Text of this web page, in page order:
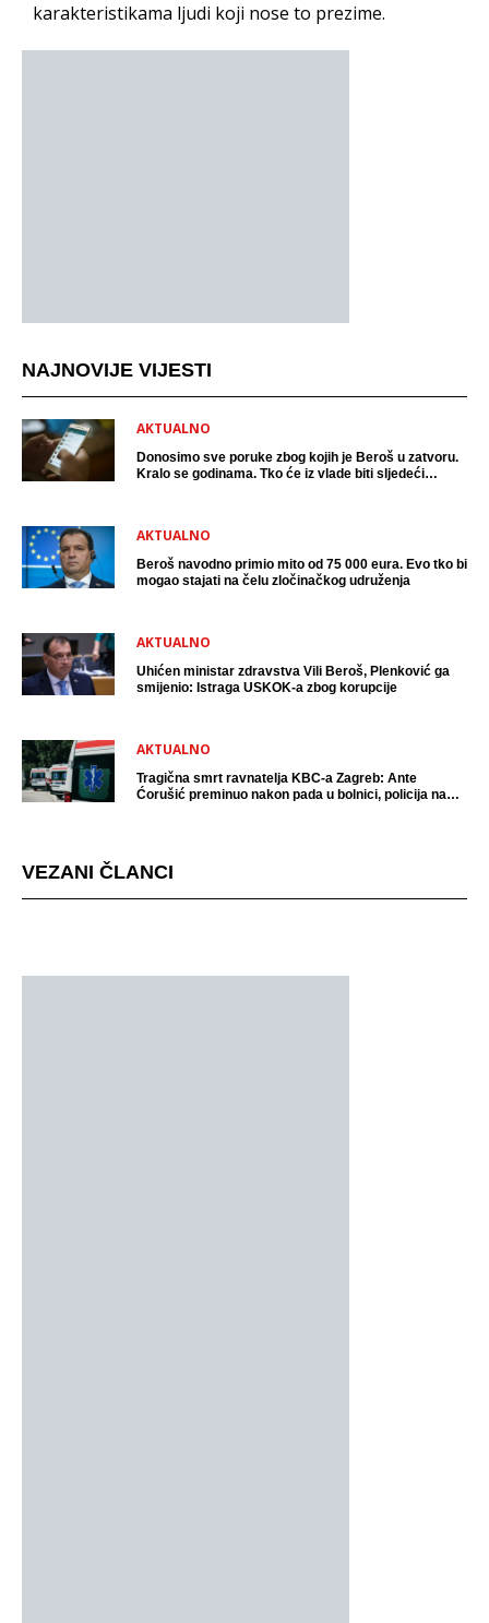
karakteristikama ljudi koji nose to prezime.
NAJNOVIJE VIJESTI
AKTUALNO
Donosimo sve poruke zbog kojih je Beroš u zatvoru.
Kralo se godinama. Tko će iz vlade biti sljedeći
AKTUALNO
Beroš navodno primio mito od 75 000 eura. Evo tko bi
mogao stajati na čelu zločinačkog udruženja
AKTUALNO
Uhićen ministar zdravstva Vili Beroš, Plenković ga
smijenio: Istraga USKOK-a zbog korupcije
AKTUALNO
Tragična smrt ravnatelja KBC-a Zagreb: Ante
Ćorušić preminuo nakon pada u bolnici, policija na
VEZANI ČLANCI